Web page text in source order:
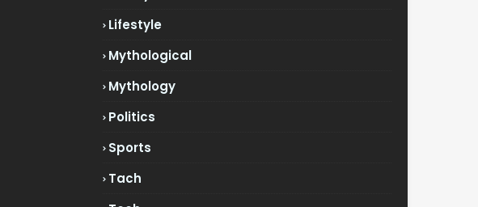
Lifestyle
Mythological
Mythology
Politics
Sports
Tach